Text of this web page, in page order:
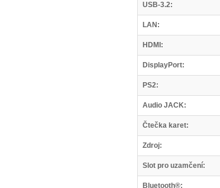
USB-3.2:
LAN:
HDMI:
DisplayPort:
PS2:
Audio JACK:
Čtečka karet:
Zdroj:
Slot pro uzamčení:
Bluetooth®: